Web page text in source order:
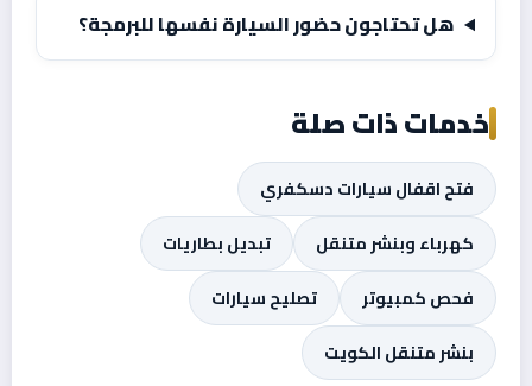
هل تحتاجون حضور السيارة نفسها للبرمجة؟
خدمات ذات صلة
فتح اقفال سيارات دسكفري
كهرباء وبنشر متنقل
تبديل بطاريات
فحص كمبيوتر
تصليح سيارات
بنشر متنقل الكويت